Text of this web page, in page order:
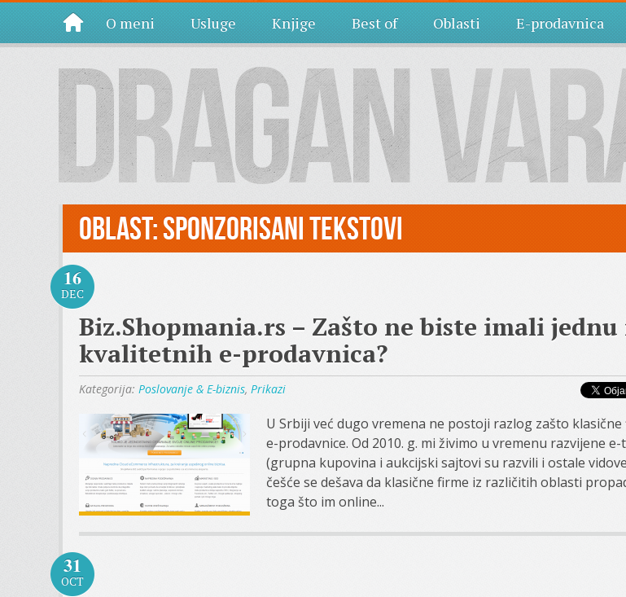
O meni Usluge Knjige Best of Oblasti E-prodavnica
Oblast:Sponzorisani tekstovi
16
DEC
Biz.Shopmania.rs – Zašto ne biste imali
kvalitetnih e-prodavnica?
Kategorija: Poslovanje & E-biznis, Prikazi
U Srbiji već dugo vremena ne postoji razlog zašto
e-prodavnice. Od 2010. g. mi živimo u vremenu razvijene
(grupna kupovina i aukcijski sajtovi su razvili i ostale
češće se dešava da klasične firme iz različitih oblasti
toga što im online...
31
OCT